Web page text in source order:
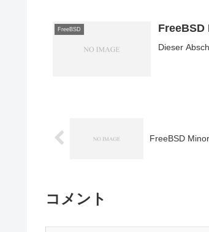
FreeBSD
Dieser
FreeBSD
コメント